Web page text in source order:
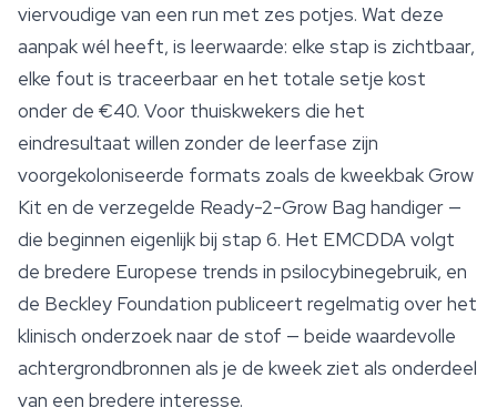
viervoudige van een run met zes potjes. Wat deze
aanpak wél heeft, is leerwaarde: elke stap is zichtbaar,
elke fout is traceerbaar en het totale setje kost
onder de €40. Voor thuiskwekers die het
eindresultaat willen zonder de leerfase zijn
voorgekoloniseerde formats zoals de kweekbak Grow
Kit en de verzegelde Ready-2-Grow Bag handiger —
die beginnen eigenlijk bij stap 6. Het EMCDDA volgt
de bredere Europese trends in psilocybinegebruik, en
de Beckley Foundation publiceert regelmatig over het
klinisch onderzoek naar de stof — beide waardevolle
achtergrondbronnen als je de kweek ziet als onderdeel
van een bredere interesse.